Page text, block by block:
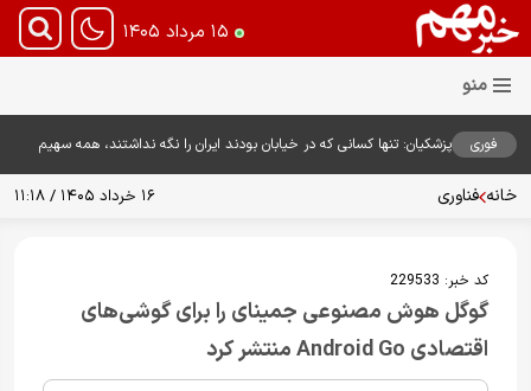
۱۵ مرداد ۱۴۰۵
فوری
پزشکیان: تنها کسانی که در خیابان بودند ایران را نگه نداشتند، همه سهیم
خانه فناوری ۱۶ خرداد ۱۴۰۵ / ۱۱:۱۸
کد خبر: 229533
گوگل هوش مصنوعی جمینای را برای گوشی‌های
اقتصادی Android Go منتشر کرد